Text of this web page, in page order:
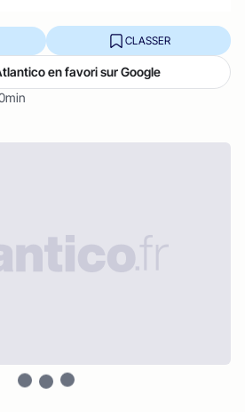
CLASSER
en favori sur Google